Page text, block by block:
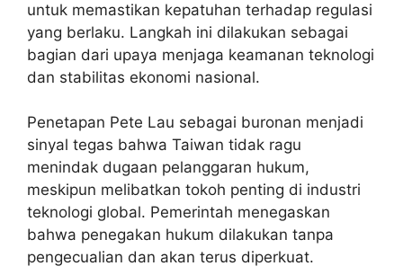
untuk memastikan kepatuhan terhadap regulasi
yang berlaku. Langkah ini dilakukan sebagai
bagian dari upaya menjaga keamanan teknologi
dan stabilitas ekonomi nasional.
Penetapan Pete Lau sebagai buronan menjadi
sinyal tegas bahwa Taiwan tidak ragu
menindak dugaan pelanggaran hukum,
meskipun melibatkan tokoh penting di industri
teknologi global. Pemerintah menegaskan
bahwa penegakan hukum dilakukan tanpa
pengecualian dan akan terus diperkuat.